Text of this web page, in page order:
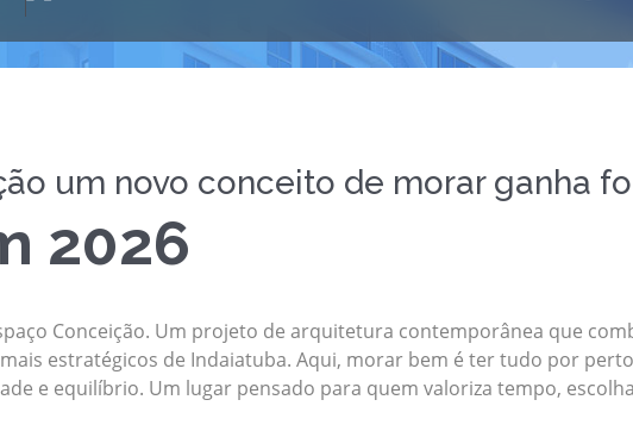
85,13 a 108,4 m².
um novo conceito de morar ganha
2026
Conceição. Um projeto de arquitetura contemporânea que
estratégicos de Indaiatuba. Aqui, morar bem é ter tudo por
e equilíbrio. Um lugar pensado para quem valoriza tempo,